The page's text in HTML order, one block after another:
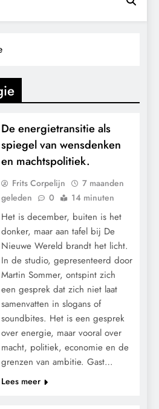
De energietransitie als
spiegel van wensdenken
en machtspolitiek.
Frits Corpelijn
7 maanden
geleden
0 14 minuten
Het is december, buiten is het
donker, maar aan tafel bij De
Nieuwe Wereld brandt het licht.
In de studio, gepresenteerd door
Martin Sommer, ontspint zich
een gesprek dat zich niet laat
samenvatten in slogans of
soundbites. Het is een gesprek
over energie, maar vooral over
macht, politiek, economie en de
grenzen van ambitie. Gast…
Lees meer